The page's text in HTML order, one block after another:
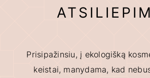
Prisipažinsiu, į ekologišką
keistai, manydama, kad